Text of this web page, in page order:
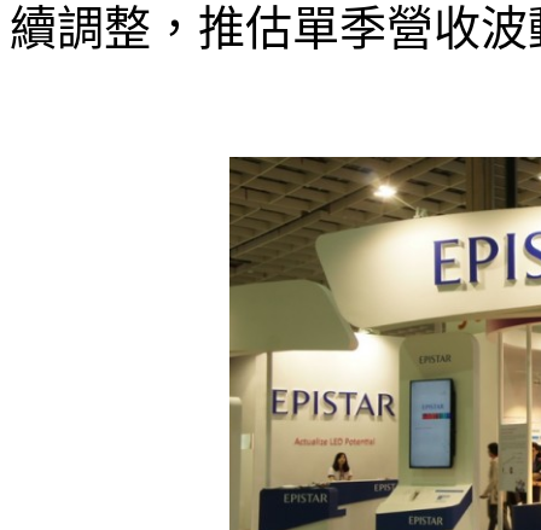
續調整，推估單季營收